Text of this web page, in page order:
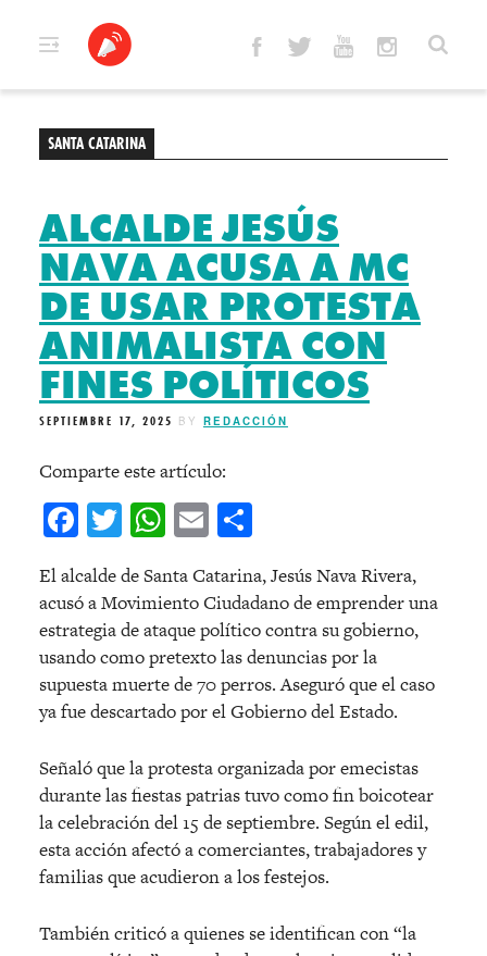
SANTA CATARINA
ALCALDE JESÚS
NAVA ACUSA A MC
DE USAR PROTESTA
ANIMALISTA CON
FINES POLÍTICOS
SEPTIEMBRE 17, 2025 BY REDACCIÓN
Comparte este artículo:
Facebook
Twitter
WhatsApp
Email
El alcalde de Santa Catarina, Jesús Nava Rivera,
acusó a Movimiento Ciudadano de emprender una
estrategia de ataque político contra su gobierno,
usando como pretexto las denuncias por la
supuesta muerte de 70 perros. Aseguró que el caso
ya fue descartado por el Gobierno del Estado.
Señaló que la protesta organizada por emecistas
durante las fiestas patrias tuvo como fin boicotear
la celebración del 15 de septiembre. Según el edil,
esta acción afectó a comerciantes, trabajadores y
familias que acudieron a los festejos.
También criticó a quienes se identifican con “la